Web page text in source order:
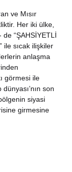
Tarih
ve Mısır
Her iki ülke,
“ŞAHSİYETLİ
ile sıcak ilişkiler
anlaşma
görmesi ile
son
siyasi
girmesine